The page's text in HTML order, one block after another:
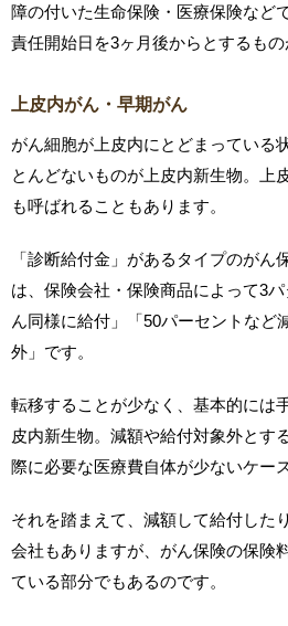
障の付いた生命保険・医療保険など
責任開始日を3ヶ月後からとするもの
上皮内がん・早期がん
がん細胞が上皮内にとどまっている
とんどないものが上皮内新生物。上
も呼ばれることもあります。
「診断給付金」があるタイプのがん
は、保険会社・保険商品によって3
ん同様に給付」「50パーセントなど
外」です。
転移することが少なく、基本的には
皮内新生物。減額や給付対象外とす
際に必要な医療費自体が少ないケー
それを踏まえて、減額して給付した
会社もありますが、がん保険の保険
ている部分でもあるのです。